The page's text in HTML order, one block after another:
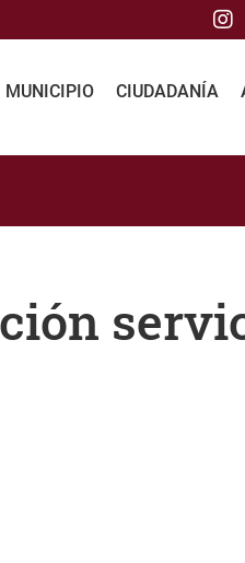
MUNICIPIO CIUDADANÍA